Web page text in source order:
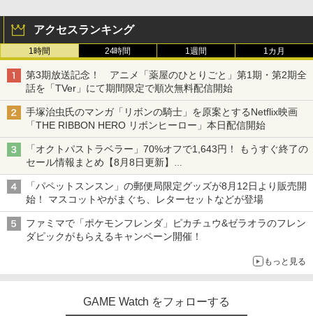
アクセスランキング
1時間 24時間 1週間 1カ月
第3期放送記念！ アニメ「薬屋のひとりごと」第1期・第2期全
話を「TVer」にて期間限定で順次無料配信開始
手塚治虫氏のマンガ「リボンの騎士」を原案とするNetflix映画
「THE RIBBON HERO リボンヒーロー」本日配信開始
「オクトパストラベラー」70%オフで1,643円！ もうすぐ終了の
セール情報まとめ【8月8日更新】
ニンテンドーeショップでは「大神 絶景版」が67%オフで990円
「パペットスンスン」の郵便局限定グッズが8月12日より販売開
始！ マスコットやがまぐち、レターセットなどが登場
ファミマで「ポケモンフレンダ」ピカチュウ&ゼラオラのフレン
ダピックがもらえるキャンペーン開催！
もっと見る
GAME Watch をフォローする